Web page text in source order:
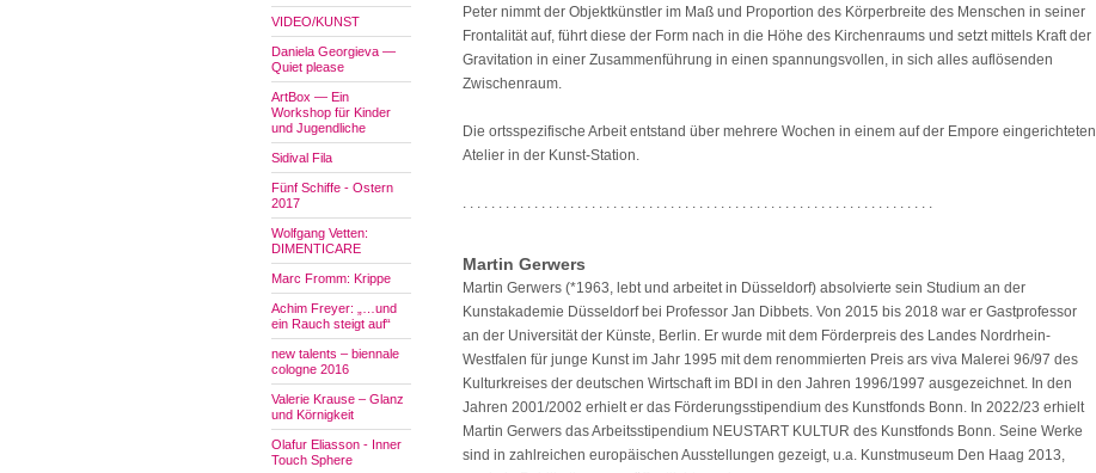
VIDEO/KUNST
Daniela Georgieva —
Quiet please
ArtBox — Ein
Workshop für Kinder
und Jugendliche
Sidival Fila
Fünf Schiffe - Ostern
2017
Wolfgang Vetten:
DIMENTICARE
Marc Fromm: Krippe
Achim Freyer: „…und
ein Rauch steigt auf“
new talents – biennale
cologne 2016
Valerie Krause – Glanz
und Körnigkeit
Olafur Eliasson - Inner
Touch Sphere
Peter nimmt der Objektkünstler im Maß und Proportion des Körperbreite des Menschen in seiner
Frontalität auf, führt diese der Form nach in die Höhe des Kirchenraums und setzt mittels Kraft der
Gravitation in einer Zusammenführung in einen spannungsvollen, in sich alles auflösenden
Zwischenraum.
Die ortsspezifische Arbeit entstand über mehrere Wochen in einem auf der Empore eingerichteten
Atelier in der Kunst-Station.
. . . . . . . . . . . . . . . . . . . . . . . . . . . . . . . . . . . . . . . . . . . . . . . . . . . . . . . . . . . . . . . . . .
Martin Gerwers
Martin Gerwers (*1963, lebt und arbeitet in Düsseldorf) absolvierte sein Studium an der
Kunstakademie Düsseldorf bei Professor Jan Dibbets. Von 2015 bis 2018 war er Gastprofessor
an der Universität der Künste, Berlin. Er wurde mit dem Förderpreis des Landes Nordrhein-
Westfalen für junge Kunst im Jahr 1995 mit dem renommierten Preis ars viva Malerei 96/97 des
Kulturkreises der deutschen Wirtschaft im BDI in den Jahren 1996/1997 ausgezeichnet. In den
Jahren 2001/2002 erhielt er das Förderungsstipendium des Kunstfonds Bonn. In 2022/23 erhielt
Martin Gerwers das Arbeitsstipendium NEUSTART KULTUR des Kunstfonds Bonn. Seine Werke
sind in zahlreichen europäischen Ausstellungen gezeigt, u.a. Kunstmuseum Den Haag 2013,